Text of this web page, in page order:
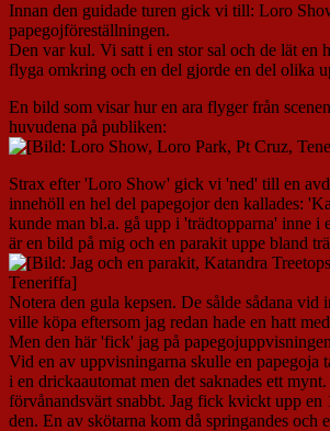
Innan den guidade turen gick vi till: Loro
papegojföreställningen.
Den var kul. Vi satt i en stor sal och de lät en
flyga omkring och en del gjorde en del olika
En bild som visar hur en ara flyger från
huvudena på publiken:
Strax efter 'Loro Show' gick vi 'ned' till en
innehöll en hel del papegojor den kallades:
kunde man bl.a. gå upp i 'trädtopparna' inne i
är en bild på mig och en parakit uppe bland
Notera den gula kepsen. De sålde sådana vid
ville köpa eftersom jag redan hade en hatt
Men den här 'fick' jag på
Vid en av uppvisningarna skulle en papegoja
i en drickaautomat men det saknades ett
förvånandsvärt snabbt. Jag fick kvickt upp en
den. En av skötarna kom då springandes och